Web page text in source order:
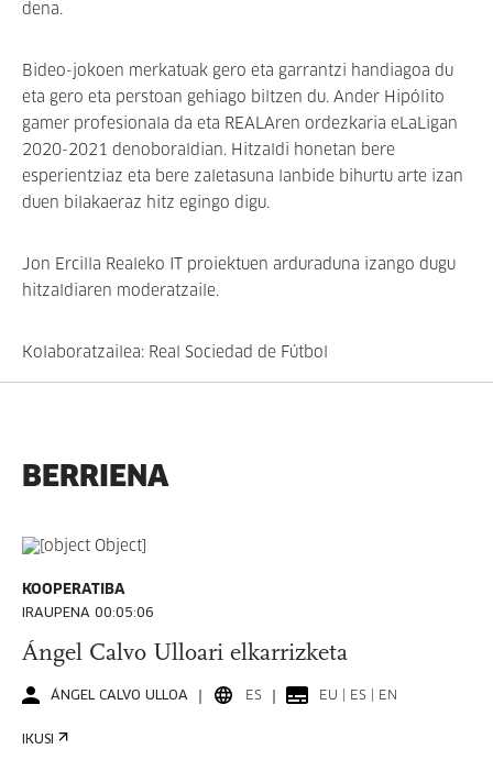
dena.
Bideo-jokoen merkatuak gero eta garrantzi handiagoa du
eta gero eta perstoan gehiago biltzen du. Ander Hipólito
gamer profesionala da eta REALAren ordezkaria eLaLigan
2020-2021 denoboraldian. Hitzaldi honetan bere
esperientziaz eta bere zaletasuna lanbide bihurtu arte izan
duen bilakaeraz hitz egingo digu.
Jon Ercilla Realeko IT proiektuen arduraduna izango dugu
hitzaldiaren moderatzaile.
Kolaboratzailea: Real Sociedad de Fútbol
BERRIENA
KOOPERATIBA
IRAUPENA 00:05:06
Ángel Calvo Ulloari elkarrizketa
ÁNGEL CALVO ULLOA ES EU | ES | EN
IKUSI